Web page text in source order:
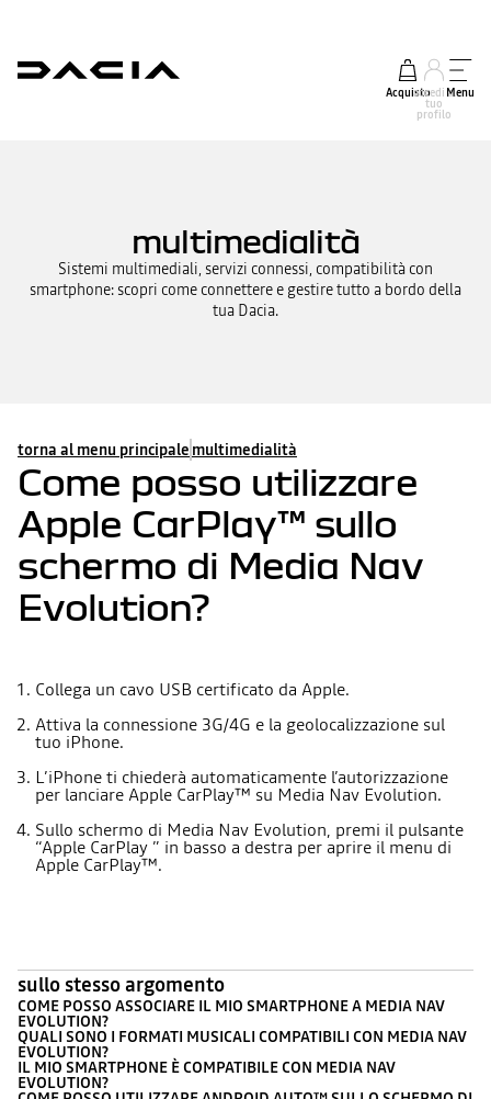
Acquistoaccedi al
tuo
profilo
Menu
multimedialità
Sistemi multimediali, servizi connessi, compatibilità con
smartphone: scopri come connettere e gestire tutto a bordo della
tua Dacia.
torna al menu principale multimedialità
Come posso utilizzare
Apple CarPlay™ sullo
schermo di Media Nav
Evolution?
Collega un cavo USB certificato da Apple.
Attiva la connessione 3G/4G e la geolocalizzazione sul
tuo iPhone.
L’iPhone ti chiederà automaticamente l’autorizzazione
per lanciare Apple CarPlay™ su Media Nav Evolution.
Sullo schermo di Media Nav Evolution, premi il pulsante
“Apple CarPlay ” in basso a destra per aprire il menu di
Apple CarPlay™.
sullo stesso argomento
COME POSSO ASSOCIARE IL MIO SMARTPHONE A MEDIA NAV
EVOLUTION?
QUALI SONO I FORMATI MUSICALI COMPATIBILI CON MEDIA NAV
EVOLUTION?
IL MIO SMARTPHONE È COMPATIBILE CON MEDIA NAV
EVOLUTION?